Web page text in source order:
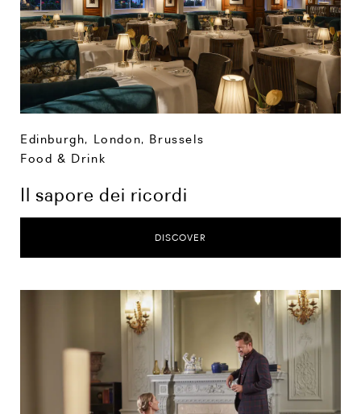
Edinburgh, London, Brussels
Food & Drink
Il sapore dei ricordi
DISCOVER